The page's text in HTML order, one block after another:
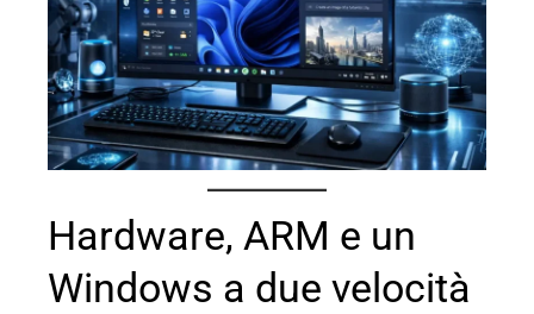
Hardware, ARM e un
Windows a due velocità